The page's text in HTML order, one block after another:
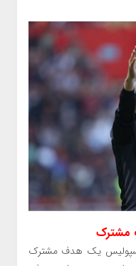
مشترک
پرسپولیس یک هدف مشترک